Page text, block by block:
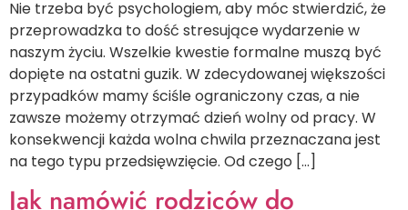
Nie trzeba być psychologiem, aby móc stwierdzić, że
przeprowadzka to dość stresujące wydarzenie w
naszym życiu. Wszelkie kwestie formalne muszą być
dopięte na ostatni guzik. W zdecydowanej większości
przypadków mamy ściśle ograniczony czas, a nie
zawsze możemy otrzymać dzień wolny od pracy. W
konsekwencji każda wolna chwila przeznaczana jest
na tego typu przedsięwzięcie. Od czego […]
Jak namówić rodziców do